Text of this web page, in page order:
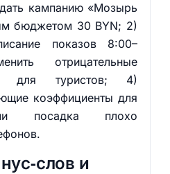
кампанию «Мозырь
бюджетом 30 BYN; 2)
показов 8:00–
отрицательные
для туристов; 4)
коэффициенты для
посадка плохо
и